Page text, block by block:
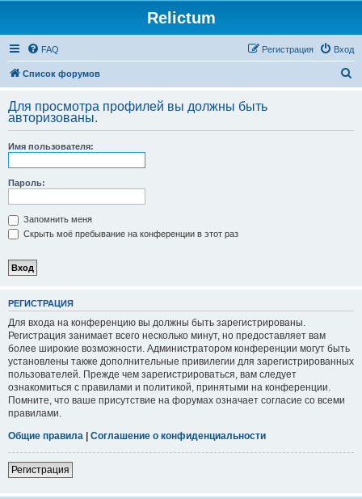
Relictum
FAQ Вход
Регистрация
Список форумов
с
Для просмотра профилей вы должны быть
авторизованы.
Имя пользователя:
Пароль:
Запомнить меня
Скрыть моё пребывание на конференции в этот раз
РЕГИСТРАЦИЯ
Для входа на конференцию вы должны быть зарегистрированы.
Регистрация занимает всего несколько минут, но предоставляет вам
более широкие возможности. Администратором конференции могут быть
установлены также дополнительные привилегии для зарегистрированных
пользователей. Прежде чем зарегистрироваться, вам следует
ознакомиться с правилами и политикой, принятыми на конференции.
Помните, что ваше присутствие на форумах означает согласие со всеми
правилами.
Общие правила | Соглашение о конфиденциальности
Регистрация